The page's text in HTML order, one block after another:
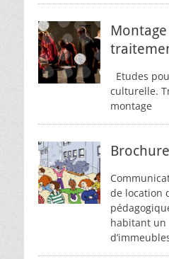
Etudes
culturelle.
montage
de location
habitant un